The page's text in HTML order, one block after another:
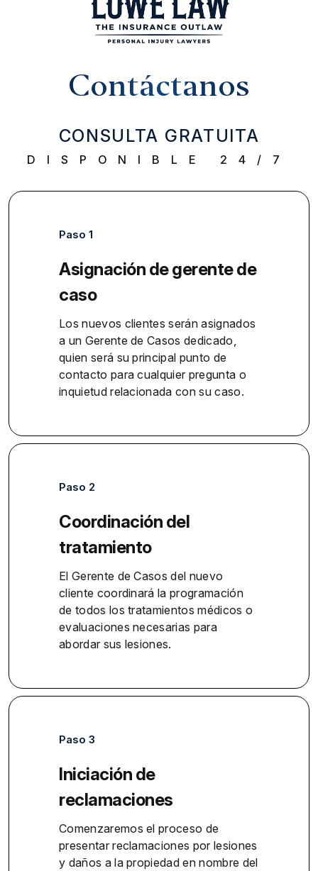
Contáctanos
CONSULTA GRATUITA
DISPONIBLE 24/7
Paso 1
Asignación de gerente de
caso
Los nuevos clientes serán asignados
a un Gerente de Casos dedicado,
quien será su principal punto de
contacto para cualquier pregunta o
inquietud relacionada con su caso.
Paso 2
Coordinación del
tratamiento
El Gerente de Casos del nuevo
cliente coordinará la programación
de todos los tratamientos médicos o
evaluaciones necesarias para
abordar sus lesiones.
Paso 3
Iniciación de
reclamaciones
Comenzaremos el proceso de
presentar reclamaciones por lesiones
y daños a la propiedad en nombre del